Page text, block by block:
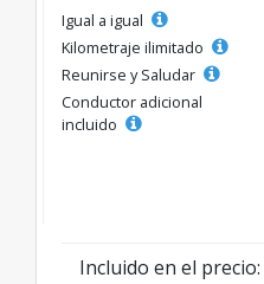
Igual a igual
Kilometraje ilimitado
Reunirse y Saludar
Conductor adicional
incluido
Incluido en el precio: